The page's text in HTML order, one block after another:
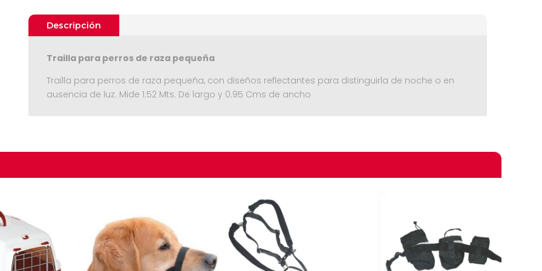
Descripción
Trailla para perros de raza pequeña
Trailla para perros de raza pequeña, con diseños reflectantes para distinguirla de noche o en
ausencia de luz. Mide 1.52 Mts. De largo y 0.95 Cms de ancho